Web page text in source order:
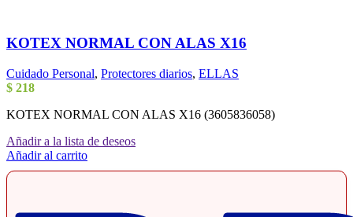
KOTEX NORMAL CON ALAS X16
Cuidado Personal, Protectores diarios, ELLAS
$ 218
KOTEX NORMAL CON ALAS X16 (3605836058)
Añadir a la lista de deseos
Añadir al carrito